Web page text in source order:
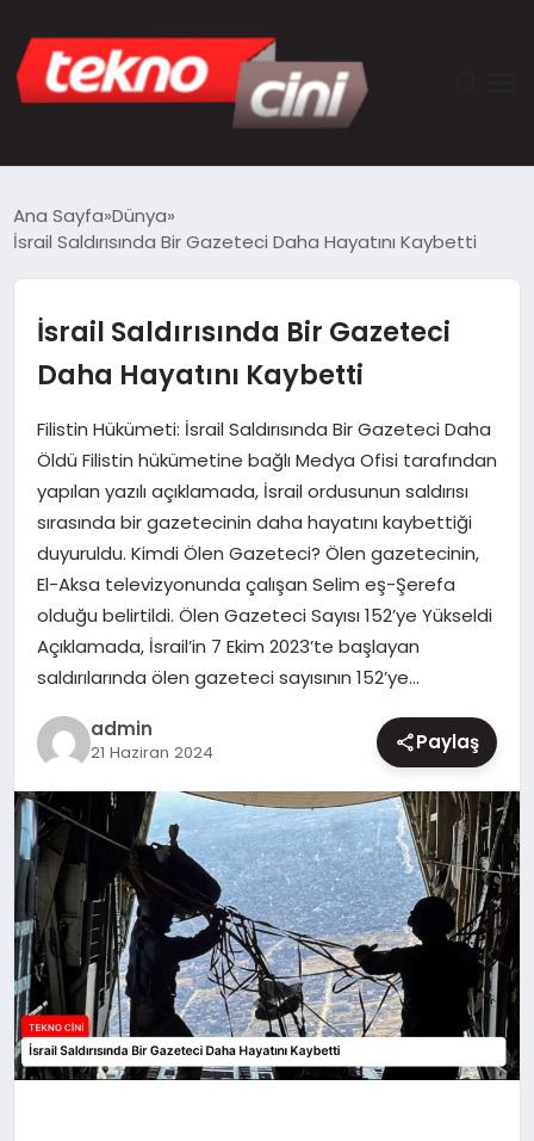
GÜNCEL
YAŞAM
SAĞLIK
DÜNYA
MAGAZIN
Ana Sayfa Dünya
İsrail Saldırısında Bir Gazeteci Daha Hayatını Kaybetti
İsrail Saldırısında Bir Gazeteci
Daha Hayatını Kaybetti
Filistin Hükümeti: İsrail Saldırısında Bir Gazeteci Daha
Öldü Filistin hükümetine bağlı Medya Ofisi tarafından
yapılan yazılı açıklamada, İsrail ordusunun saldırısı
sırasında bir gazetecinin daha hayatını kaybettiği
duyuruldu. Kimdi Ölen Gazeteci? Ölen gazetecinin,
El-Aksa televizyonunda çalışan Selim eş-Şerefa
olduğu belirtildi. Ölen Gazeteci Sayısı 152’ye Yükseldi
Açıklamada, İsrail’in 7 Ekim 2023’te başlayan
saldırılarında ölen gazeteci sayısının 152’ye…
admin
21 Haziran 2024 Paylaş